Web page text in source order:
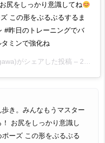
尻をしっかり意識してね
この形をぶるぶるするま
#昨日のトレーニングでバ
ミンで強化ね
がシェアした投稿 – 2020年 5月月1日午後11時35分PDT
き。みんなもうマスター
お尻をしっかり意識し
ーズ この形をぶるぶる